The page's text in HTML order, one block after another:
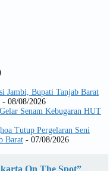
Jambi, Bupati Tanjab Barat
- 08/08/2026
Senam Kebugaran HUT
Tutup Pergelaran Seni
Barat - 07/08/2026
On The Spot”